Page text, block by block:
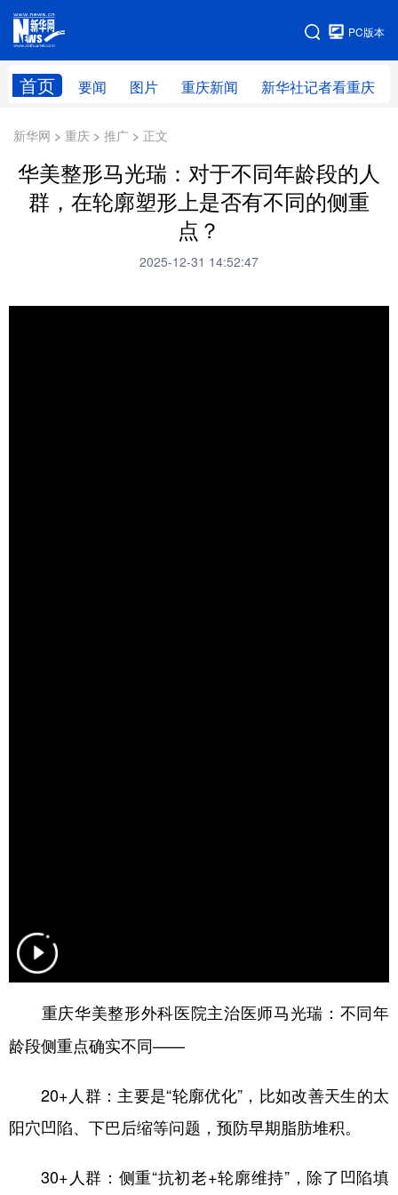
PC版本
首页 要闻 图片 重庆新闻 新华社记者看重庆
网站地图
新华网 > 重庆 > 推广 > 正文
华美整形马光瑞：对于不同年龄段的人
群，在轮廓塑形上是否有不同的侧重
点？
2025-12-31 14:52:47
重庆华美整形外科医院主治医师马光瑞： 不同年
龄段侧重点确实不同——
20+人群：主要是“轮廓优化”，比如改善天生的太
阳穴凹陷、下巴后缩等问题，预防早期脂肪堆积。
30+人群：侧重“抗初老+轮廓维持”，除了凹陷填